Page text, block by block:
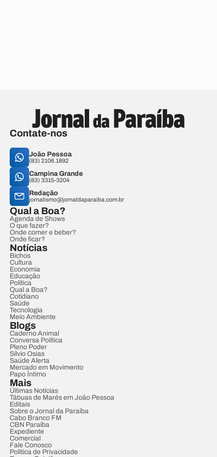
Contate-nos
João Pessoa
(83) 2106.1892
Campina Grande
(83) 3315-3204
Redação
jornalismo@jornaldaparaiba.com.br
Qual a Boa?
Agenda de Shows
O que fazer?
Onde comer e beber?
Onde ficar?
Notícias
Bichos
Cultura
Economia
Educação
Política
Qual a Boa?
Cotidiano
Saúde
Tecnologia
Meio Ambiente
Blogs
Caderno Animal
Conversa Política
Pleno Poder
Sílvio Osias
Saúde Alerta
Mercado em Movimento
Papo Íntimo
Mais
Últimas Notícias
Tábuas de Marés em João Pessoa
Editais
Sobre o Jornal da Paraíba
Cabo Branco FM
CBN Paraíba
Expediente
Comercial
Fale Conosco
Política de Privacidade